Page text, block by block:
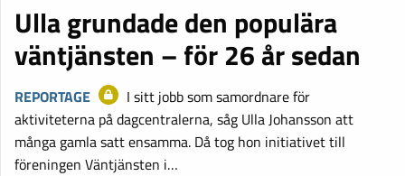
Ulla grundade den populära
väntjänsten – för 26 år sedan
REPORTAGE
I sitt jobb som samordnare för
aktiviteterna på dagcentralerna, såg Ulla Johansson att
många gamla satt ensamma. Då tog hon initiativet till
föreningen Väntjänsten i…